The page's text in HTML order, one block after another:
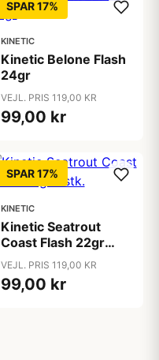
SPAR 17%
KINETIC
Kinetic Belone Flash
24gr
VEJL. PRIS 119,00 KR
99,00 kr
SPAR 17%
KINETIC
Kinetic Seatrout
Coast Flash 22gr
5stk.
VEJL. PRIS 119,00 KR
99,00 kr